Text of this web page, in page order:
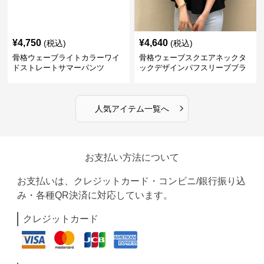
¥4,750 (税込)
骨格ウェーブライトカラーワイ
ドストレートサマーパンツ
¥4,640 (税込)
骨格ウェーブスクエアネックタ
ックデザインパフスリーブブラ
人気アイテム一覧へ ›
お支払い方法について
お支払いは、クレジットカード・コンビニ/銀行振り込
み・各種QR決済に対応しています。
クレジットカード